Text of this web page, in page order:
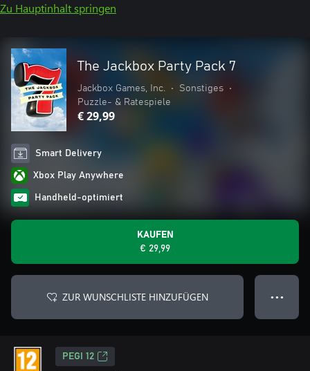
Zu Hauptinhalt springen
The Jackbox Party Pack 7
Jackbox Games, Inc. • Sonstiges
•
Puzzle- & Ratespiele
€ 29,99
Smart Delivery
Xbox Play Anywhere
Handheld-optimiert
KAUFEN
€ 29,99
ZUR WUNSCHLISTE HINZUFÜGEN ● ● ●
PEGI 12